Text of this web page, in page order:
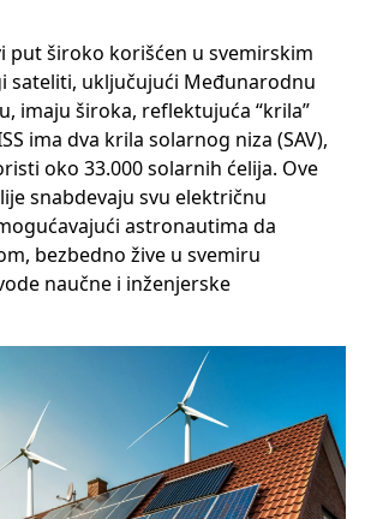
put široko korišćen u svemirskim
sateliti, uključujući Međunarodnu
imaju široka, reflektujuća “krila”
ima dva krila solarnog niza (SAV),
oko 33.000 solarnih ćelija. Ove
snabdevaju svu električnu
astronautima da
bezbedno žive u svemiru
naučne i inženjerske